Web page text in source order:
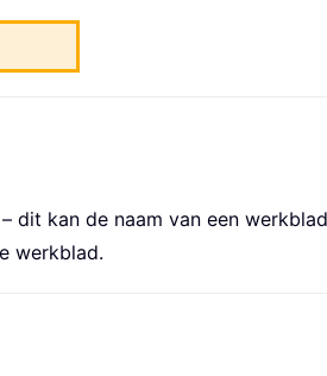
dit kan de naam van een
werkblad.